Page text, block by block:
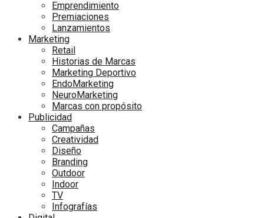
Emprendimiento
Premiaciones
Lanzamientos
Marketing
Retail
Historias de Marcas
Marketing Deportivo
EndoMarketing
NeuroMarketing
Marcas con propósito
Publicidad
Campañas
Creatividad
Diseño
Branding
Outdoor
Indoor
TV
Infografías